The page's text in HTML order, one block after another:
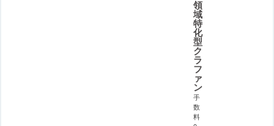
領
域
特
化
型
ク
ラ
フ
ァ
ン
手
数
料